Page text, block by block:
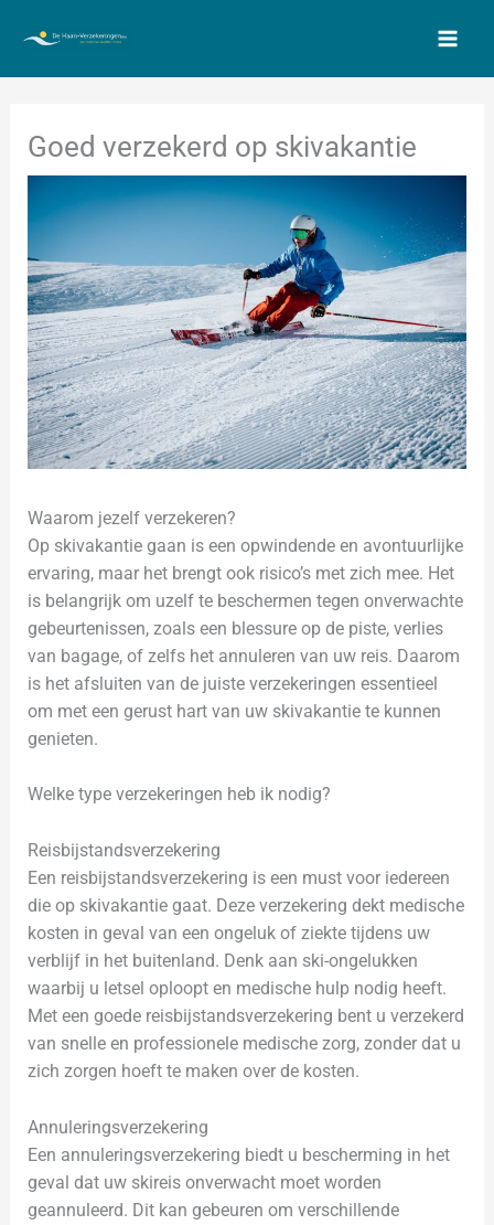
naar
Goed verzekerd op skivakantie
Waarom jezelf verzekeren?
Op skivakantie gaan is een opwindende en avontuurlijke
ervaring, maar het brengt ook risico’s met zich mee. Het
is belangrijk om uzelf te beschermen tegen onverwachte
gebeurtenissen, zoals een blessure op de piste, verlies
van bagage, of zelfs het annuleren van uw reis. Daarom
is het afsluiten van de juiste verzekeringen essentieel
om met een gerust hart van uw skivakantie te kunnen
genieten.
Welke type verzekeringen heb ik nodig?
Reisbijstandsverzekering
Een reisbijstandsverzekering is een must voor iedereen
die op skivakantie gaat. Deze verzekering dekt medische
kosten in geval van een ongeluk of ziekte tijdens uw
verblijf in het buitenland. Denk aan ski-ongelukken
waarbij u letsel oploopt en medische hulp nodig heeft.
Met een goede reisbijstandsverzekering bent u verzekerd
van snelle en professionele medische zorg, zonder dat u
zich zorgen hoeft te maken over de kosten.
Annuleringsverzekering
Een annuleringsverzekering biedt u bescherming in het
geval dat uw skireis onverwacht moet worden
geannuleerd. Dit kan gebeuren om verschillende